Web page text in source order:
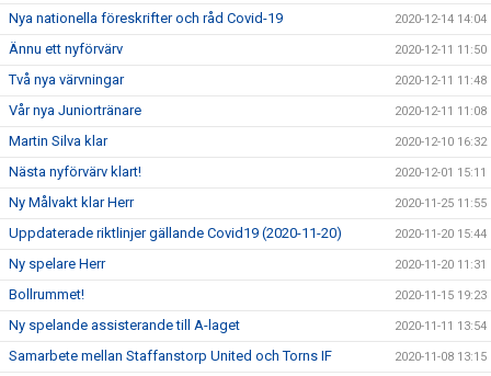
Nya nationella föreskrifter och råd Covid-19 2020-12-14 14:04
Ännu ett nyförvärv 2020-12-11 11:50
Två nya värvningar 2020-12-11 11:48
Vår nya Juniortränare 2020-12-11 11:08
Martin Silva klar 2020-12-10 16:32
Nästa nyförvärv klart! 2020-12-01 15:11
Ny Målvakt klar Herr 2020-11-25 11:55
Uppdaterade riktlinjer gällande Covid19 (2020-11-20) 2020-11-20 15:44
Ny spelare Herr 2020-11-20 11:31
Bollrummet! 2020-11-15 19:23
Ny spelande assisterande till A-laget 2020-11-11 13:54
Samarbete mellan Staffanstorp United och Torns IF 2020-11-08 13:15